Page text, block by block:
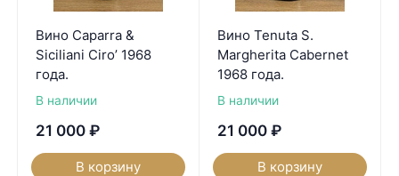
Вино Caparra &
Siciliani Ciro’ 1968
года.
В наличии
21 000 ₽
В корзину
Вино Tenuta S.
Margherita Cabernet
1968 года.
В наличии
21 000 ₽
В корзину